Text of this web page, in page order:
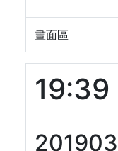
畫面區